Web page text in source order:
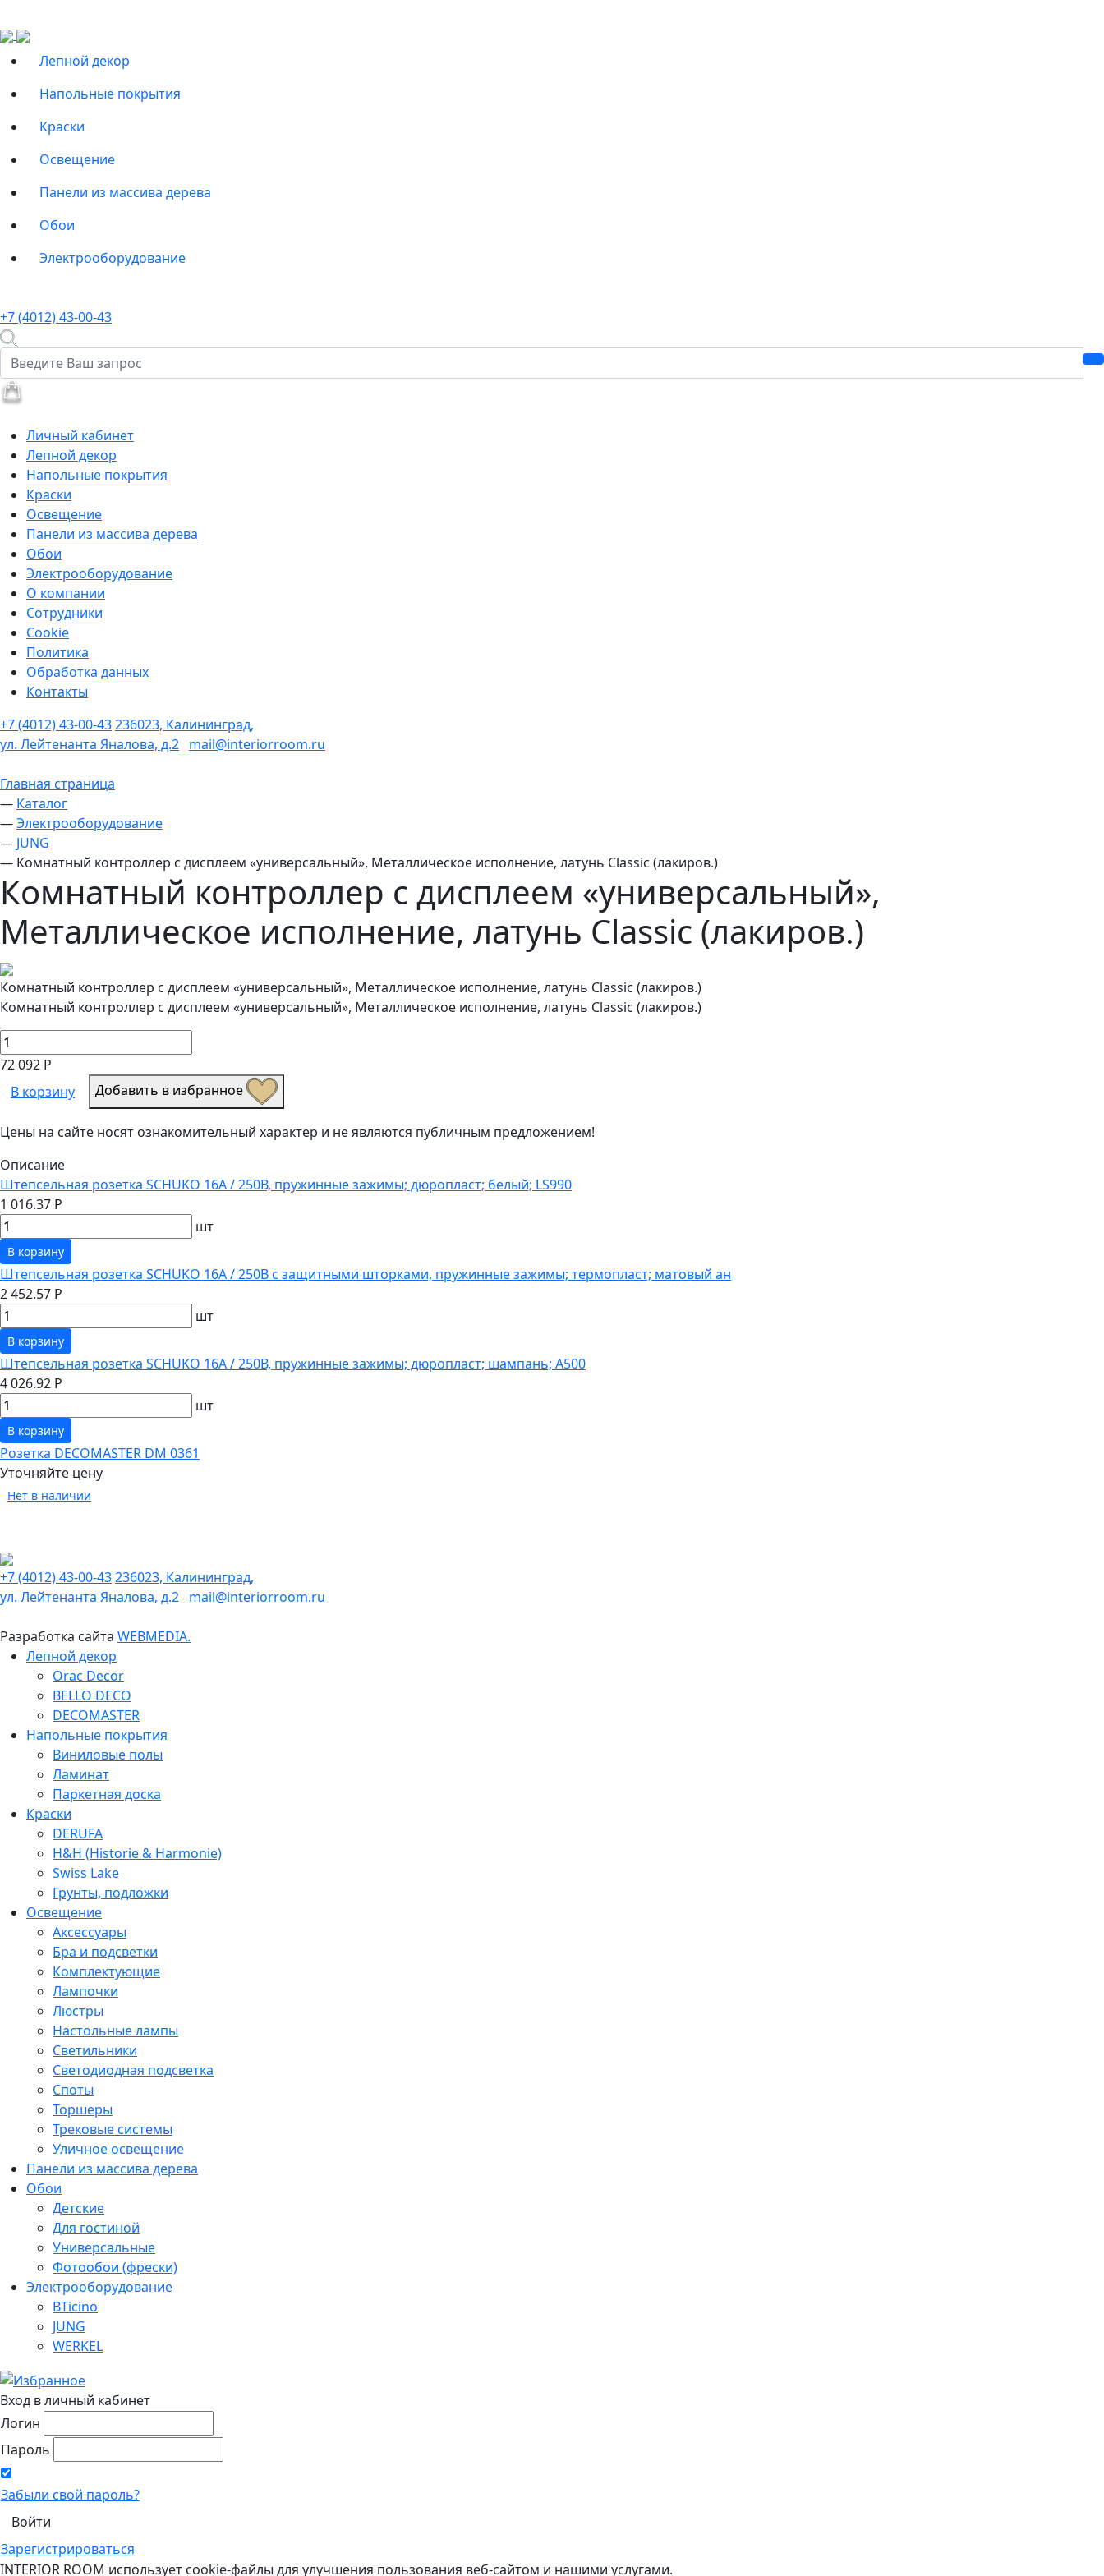
Лепной декор
Напольные покрытия
Краски
Освещение
Панели из массива дерева
Обои
Электрооборудование
+7 (4012) 43-00-43
Личный кабинет
Лепной декор
Напольные покрытия
Краски
Освещение
Панели из массива дерева
Обои
Электрооборудование
О компании
Сотрудники
Cookie
Политика
Обработка данных
Контакты
+7 (4012) 43-00-43236023, Калининград,
ул. Лейтенанта Яналова, д.2 mail@interiorroom.ru
Главная страница
— Каталог
—Электрооборудование
— JUNG
— Комнатный контроллер с дисплеем «универсальный», Металлическое исполнение, латунь Classic (лакиров.)
Комнатный контроллер с дисплеем «универсальный»,
Металлическое исполнение, латунь Classic (лакиров.)
Комнатный контроллер с дисплеем «универсальный», Металлическое исполнение, латунь Classic (лакиров.)
Комнатный контроллер с дисплеем «универсальный», Металлическое исполнение, латунь Classic (лакиров.)
72 092 Р
В корзину
Добавить в избранное
Цены на сайте носят ознакомительный характер и не являются публичным предложением!
Описание
Штепсельная розетка SCHUKO 16А / 250В, пружинные зажимы; дюропласт; белый; LS990
1 016.37 Р
шт
В корзину
Штепсельная розетка SCHUKO 16А / 250В с защитными шторками, пружинные зажимы; термопласт; матовый ан
2 452.57 Р
шт
В корзину
Штепсельная розетка SCHUKO 16А / 250В, пружинные зажимы; дюропласт; шампань; A500
4 026.92 Р
шт
В корзину
Розетка DECOMASTER DM 0361
Уточняйте цену
Нет в наличии
+7 (4012) 43-00-43236023, Калининград,
ул. Лейтенанта Яналова, д.2 mail@interiorroom.ru
Разработка сайта WEBMEDIA.
Лепной декор
Orac Decor
BELLO DECO
DECOMASTER
Напольные покрытия
Виниловые полы
Ламинат
Паркетная доска
Краски
DERUFA
H&H (Historie & Harmonie)
Swiss Lake
Грунты, подложки
Освещение
Аксессуары
Бра и подсветки
Комплектующие
Лампочки
Люстры
Настольные лампы
Светильники
Светодиодная подсветка
Споты
Торшеры
Трековые системы
Уличное освещение
Панели из массива дерева
Обои
Детские
Для гостиной
Универсальные
Фотообои (фрески)
Электрооборудование
BTicino
JUNG
WERKEL
Вход в личный кабинет
Логин
Пароль
Забыли свой пароль?
Зарегистрироваться
INTERIOR ROOM использует cookie-файлы для улучшения пользования веб-сайтом и нашими услугами.